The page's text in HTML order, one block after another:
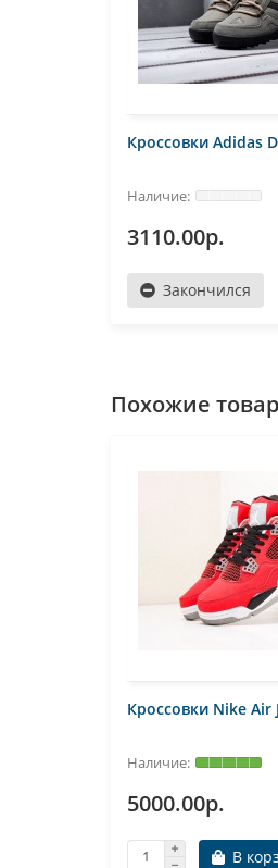
Кроссовки Adidas
3110.00р.
Закончился
Похожие
Кроссовки Nike Air
5000.00р.
В